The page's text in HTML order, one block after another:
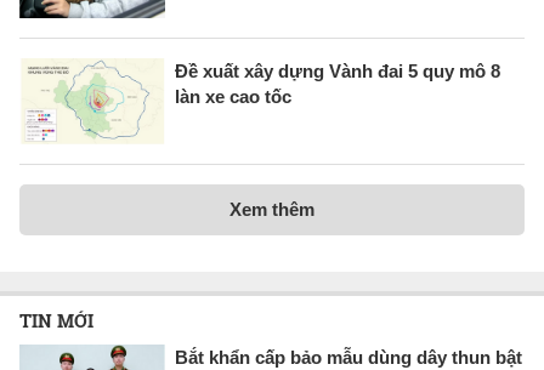
Đề xuất xây dựng Vành đai 5 quy mô 8
làn xe cao tốc
Xem thêm
TIN MỚI
Bắt khẩn cấp bảo mẫu dùng dây thun bật